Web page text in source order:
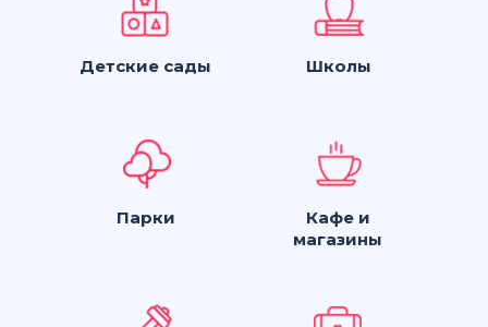
Детские сады Школы
Парки
Кафе и
магазины